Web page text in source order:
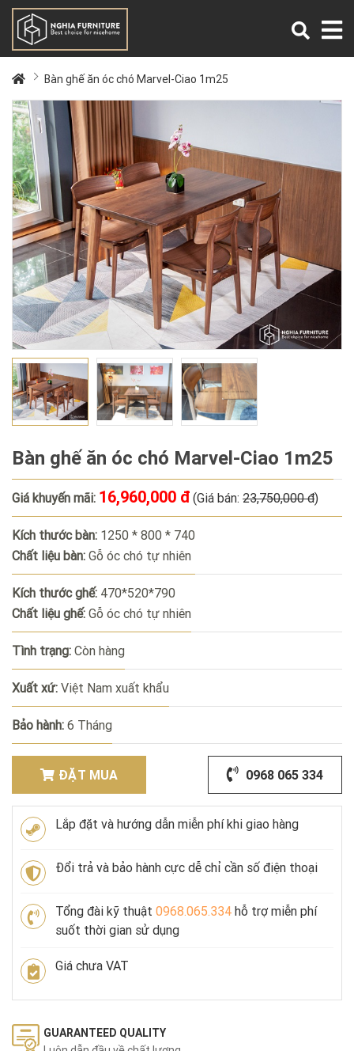
Bàn ghế ăn óc chó Marvel-Ciao 1m25
Bàn ghế ăn óc chó Marvel-Ciao 1m25
Giá khuyến mãi: 16,960,000 đ (Giá bán: 23,750,000 đ)
Kích thước bàn: 1250 * 800 * 740
Chất liệu bàn: Gỗ óc chó tự nhiên
Kích thước ghế: 470*520*790
Chất liệu ghế: Gỗ óc chó tự nhiên
Tình trạng: Còn hàng
Xuất xứ: Việt Nam xuất khẩu
Bảo hành: 6 Tháng
ĐẶT MUA 0968 065 334
Lắp đặt và hướng dẫn miễn phí khi giao hàng
Đổi trả và bảo hành cực dễ chỉ cần số điện thoại
Tổng đài kỹ thuật 0968.065.334 hỗ trợ miễn phí
suốt thời gian sử dụng
Giá chưa VAT
GUARANTEED QUALITY